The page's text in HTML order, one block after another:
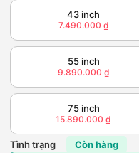
43 inch
7.490.000 ₫
55 inch
9.890.000 ₫
75 inch
15.890.000 ₫
Tình trạng Còn hàng